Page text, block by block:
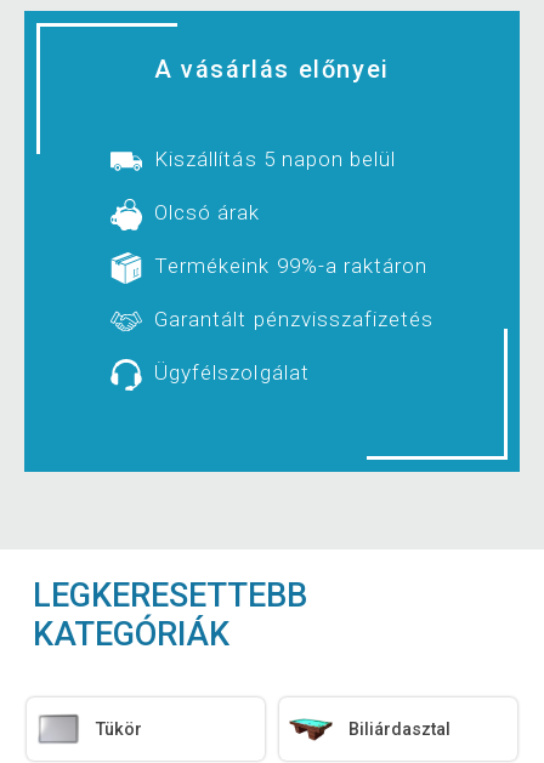
A vásárlás előnyei
Kiszállítás 5 napon belül
Olcsó árak
Termékeink 99%-a raktáron
Garantált pénzvisszafizetés
Ügyfélszolgálat
LEGKERESETTEBB
KATEGÓRIÁK
Tükör Biliárdasztal